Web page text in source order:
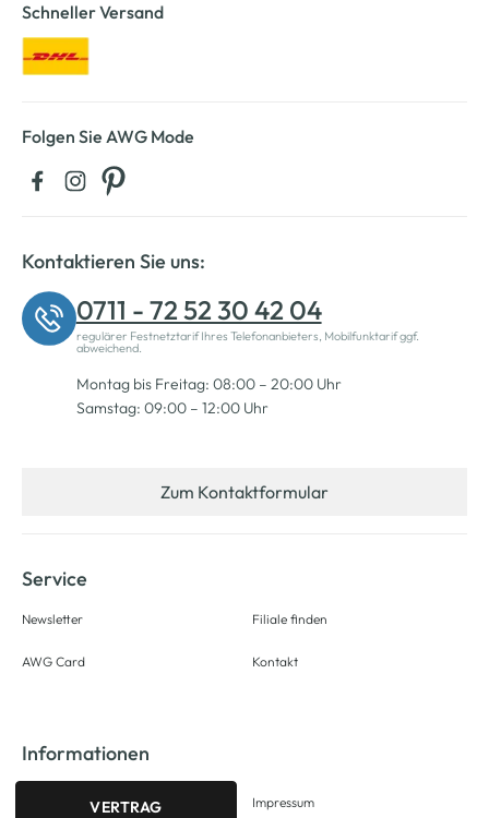
Schneller Versand
Folgen Sie AWG Mode
Kontaktieren Sie uns:
0711 - 72 52 30 42 04
regulärer Festnetztarif Ihres Telefonanbieters, Mobilfunktarif ggf.
abweichend.
Montag bis Freitag: 08:00 – 20:00 Uhr
Samstag: 09:00 – 12:00 Uhr
Zum Kontaktformular
Service
Newsletter
AWG Card
Filiale finden
Kontakt
Informationen
VERTRAG
Impressum